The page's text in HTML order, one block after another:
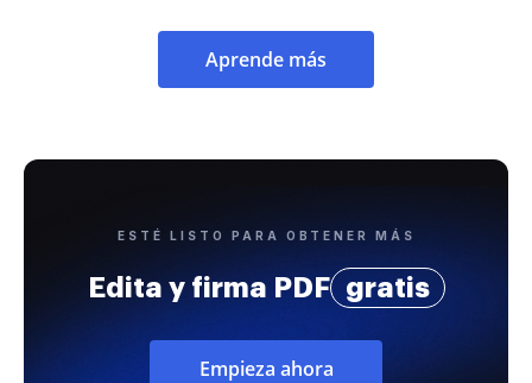
Aprende más
ESTÉ LISTO PARA OBTENER MÁS
Edita y firma PDF gratis
Empieza ahora